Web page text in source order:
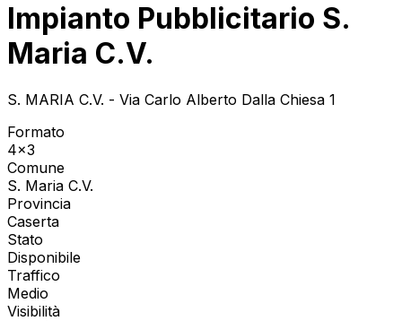
Impianto Pubblicitario S.
Maria C.V.
S. MARIA C.V. - Via Carlo Alberto Dalla Chiesa 1
Formato
4x3
Comune
S. Maria C.V.
Provincia
Caserta
Stato
Disponibile
Traffico
Medio
Visibilità